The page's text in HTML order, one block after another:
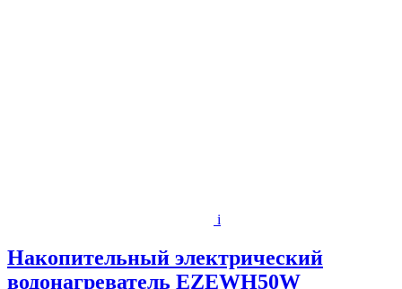
i
Накопительный электрический
водонагреватель EZEWH50W